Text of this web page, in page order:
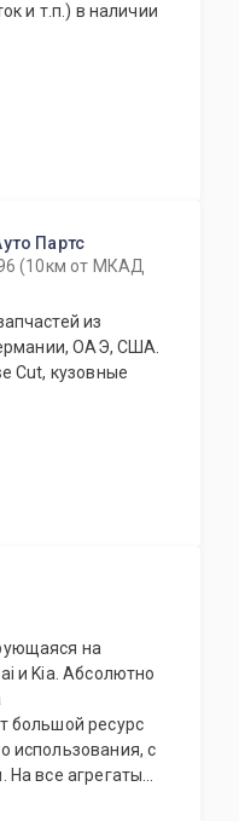
и т.п.) в наличии
Партс
(10км от МКАД
из
ОАЭ, США.
Cut, кузовные
на
и Kia. Абсолютно
большой ресурс
использования, с
На все агрегаты